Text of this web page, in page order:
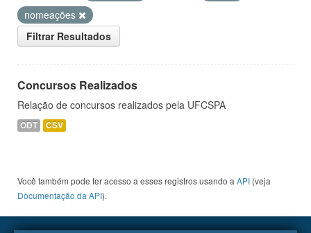
nomeações
Filtrar Resultados
Concursos Realizados
Relação de concursos realizados pela UFCSPA
ODT CSV
Você também pode ter acesso a esses registros usando a API (veja
Documentação da API).